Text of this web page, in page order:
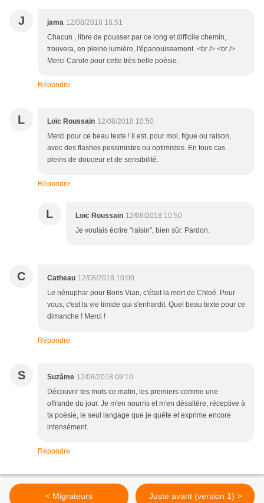
J jama 12/08/2018 18:51
Chacun , libre de pousser par ce long et difficile chemin,
trouvera, en pleine lumière, l'épanouissement .<br /> <br />
Merci Carole pour cette très belle poésie.
Répondre
L Loïc Roussain 12/08/2018 10:50
Merci pour ce beau texte ! Il est, pour moi, figue ou raison,
avec des flashes pessimistes ou optimistes. En tous cas
pleins de douceur et de sensibilité.
Répondre
L Loïc Roussain 12/08/2018 10:50
Je voulais écrire "raisin", bien sûr. Pardon.
C Catheau 12/08/2018 10:00
Le nénuphar pour Boris Vian, c'était la mort de Chloé. Pour
vous, c'est la vie timide qui s'enhardit. Quel beau texte pour ce
dimanche ! Merci !
Répondre
S Suzâme 12/08/2018 09:10
Découvrir tes mots ce matin, les premiers comme une
offrande du jour. Je m'en nourris et m'en désaltère, réceptive à
ta poésie, le seul langage que je quête et exprime encore
intensément.
Répondre
< Migrateurs Juste avant (version 1) >